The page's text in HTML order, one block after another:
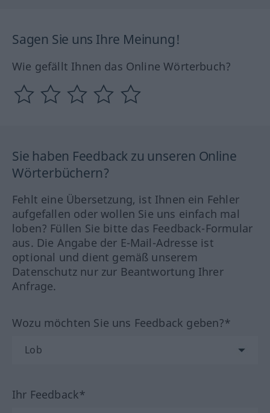
Sagen Sie uns Ihre Meinung!
Wie gefällt Ihnen das Online Wörterbuch?
Sie haben Feedback zu unseren Online
Wörterbüchern?
Fehlt eine Übersetzung, ist Ihnen ein Fehler
aufgefallen oder wollen Sie uns einfach mal
loben? Füllen Sie bitte das Feedback-Formular
aus. Die Angabe der E-Mail-Adresse ist
optional und dient gemäß unserem
Datenschutz nur zur Beantwortung Ihrer
Anfrage.
Wozu möchten Sie uns Feedback geben?*
Ihr Feedback*